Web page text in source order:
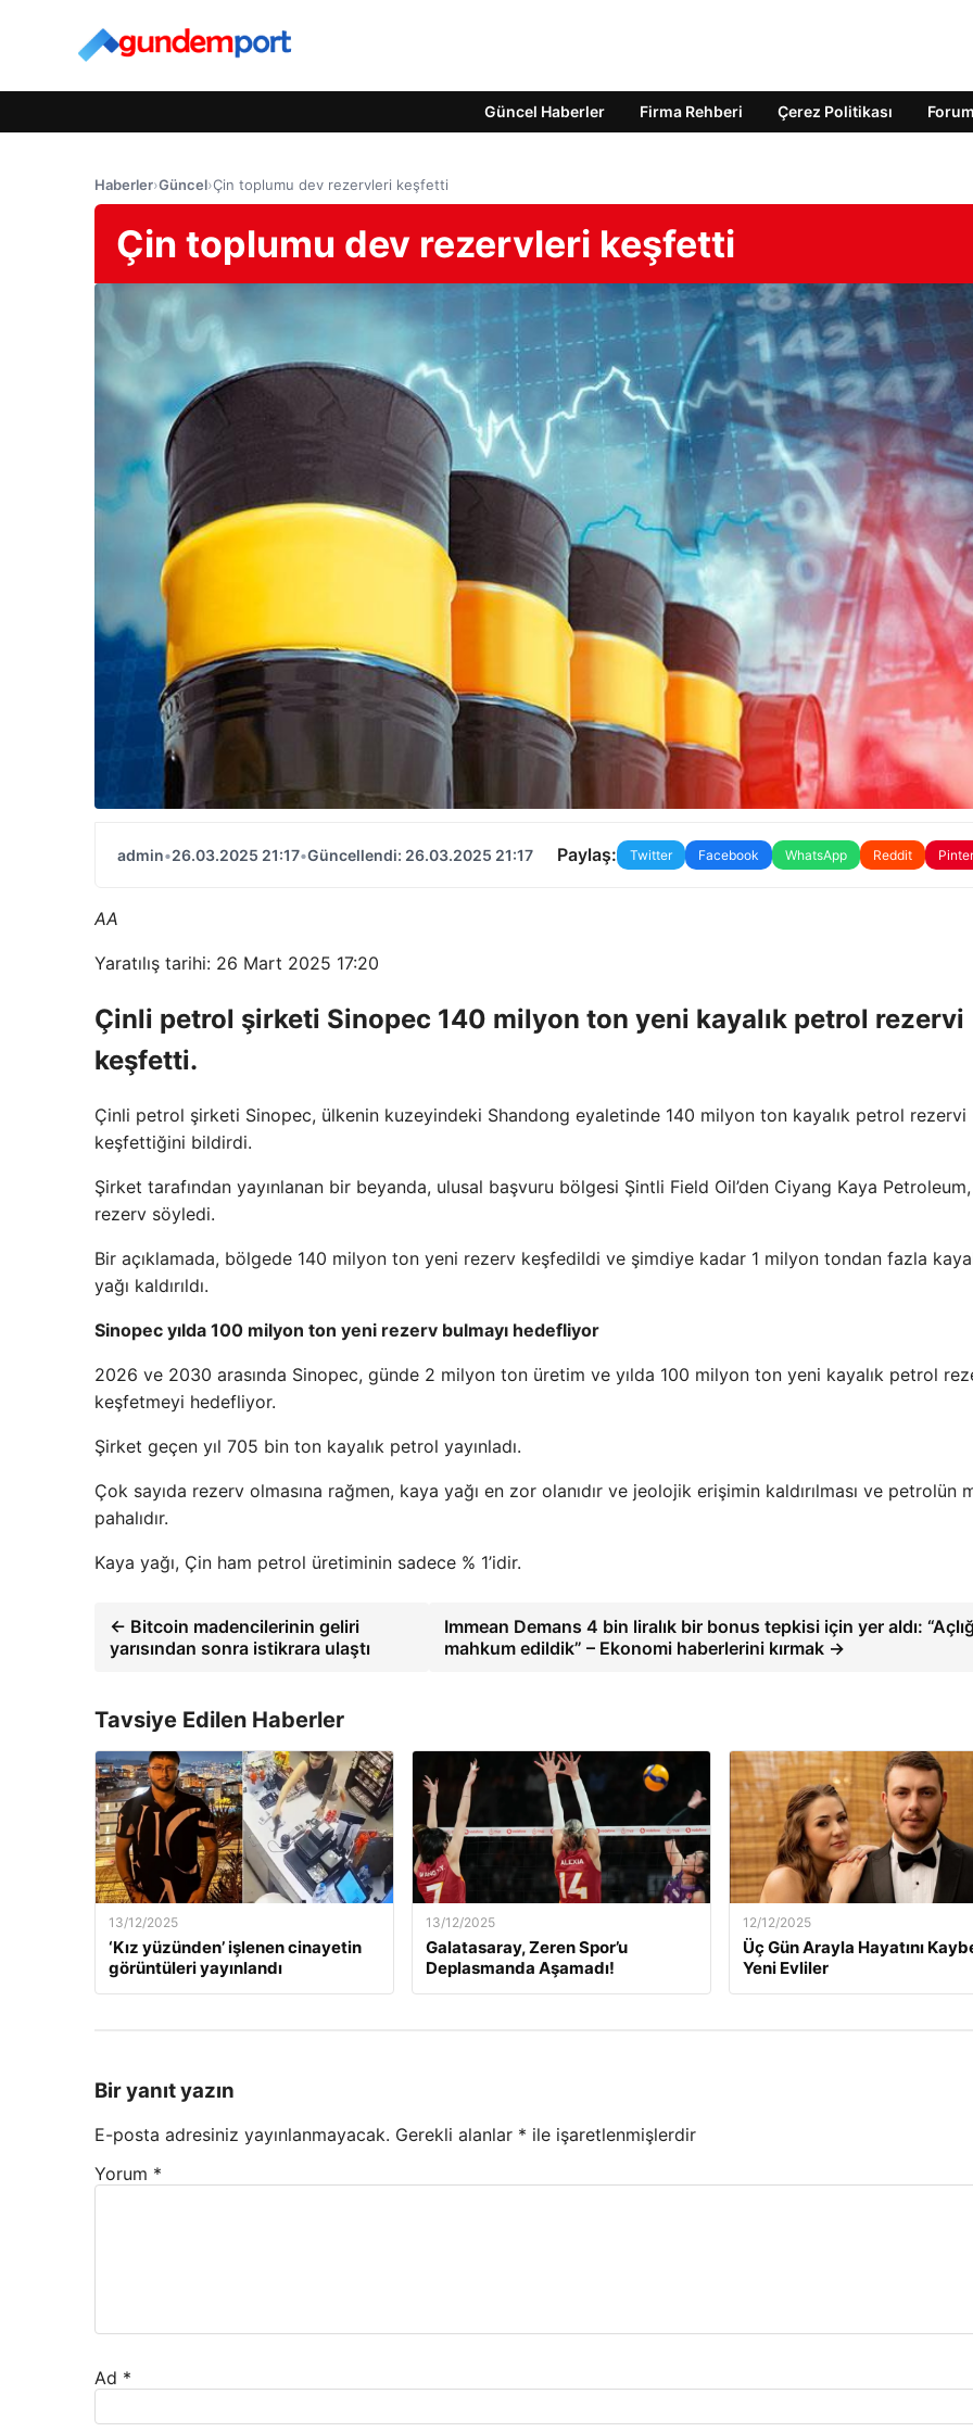
Güncel Haberler Firma Rehberi Çerez Politikası Forum
Haberler›Güncel›Çin toplumu dev rezervleri keşfetti
Çin toplumu dev rezervleri keşfetti
admin•26.03.2025 21:17•Güncellendi: 26.03.2025 21:17 Paylaş: Twitter Facebook WhatsApp Reddit
AA
Yaratılış tarihi: 26 Mart 2025 17:20
Çinli petrol şirketi Sinopec 140 milyon ton yeni kayalık petrol rezervi
keşfetti.
Çinli petrol şirketi Sinopec, ülkenin kuzeyindeki Shandong eyaletinde 140 milyon ton kayalık petrol rezervi
keşfettiğini bildirdi.
Şirket tarafından yayınlanan bir beyanda, ulusal başvuru bölgesi Şintli Field Oil’den Ciyang Kaya
rezerv söyledi.
Bir açıklamada, bölgede 140 milyon ton yeni rezerv keşfedildi ve şimdiye kadar 1 milyon tondan fazla
yağı kaldırıldı.
Sinopec yılda 100 milyon ton yeni rezerv bulmayı hedefliyor
2026 ve 2030 arasında Sinopec, günde 2 milyon ton üretim ve yılda 100 milyon ton yeni kayalık petrol
keşfetmeyi hedefliyor.
Şirket geçen yıl 705 bin ton kayalık petrol yayınladı.
Çok sayıda rezerv olmasına rağmen, kaya yağı en zor olanıdır ve jeolojik erişimin kaldırılması ve petrolün
pahalıdır.
Kaya yağı, Çin ham petrol üretiminin sadece % 1’idir.
← Bitcoin madencilerinin geliri
yarısından sonra istikrara ulaştı
Immean Demans 4 bin liralık bir bonus tepkisi için yer aldı:
mahkum edildik” – Ekonomi haberlerini kırmak →
Tavsiye Edilen Haberler
13/12/2025
‘Kız yüzünden’ işlenen cinayetin
görüntüleri yayınlandı
13/12/2025
Galatasaray, Zeren Spor’u
Deplasmanda Aşamadı!
12/12/2025
Üç Gün Arayla Hayatını
Yeni Evliler
Bir yanıt yazın
E-posta adresiniz yayınlanmayacak. Gerekli alanlar * ile işaretlenmişlerdir
Yorum *
Ad *